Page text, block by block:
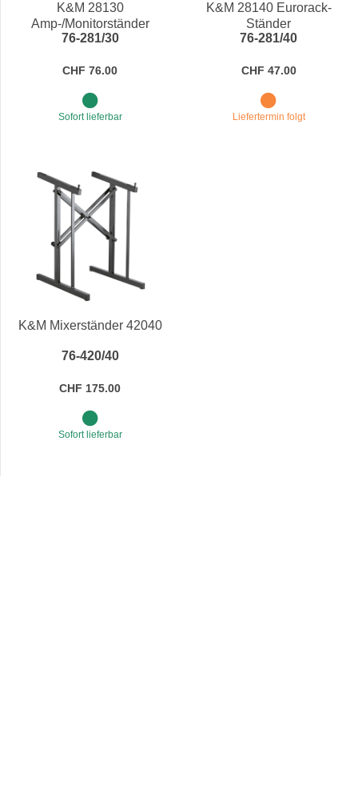
K&M 28130
Amp-/Monitorständer
76-281/30
CHF 76.00
Sofort lieferbar
K&M 28140 Eurorack-
Ständer
76-281/40
CHF 47.00
Liefertermin folgt
K&M Mixerständer 42040
76-420/40
CHF 175.00
Sofort lieferbar